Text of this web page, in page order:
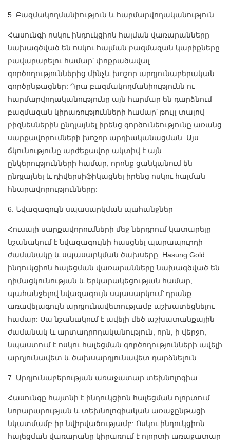
5. Բազմակողմանիություն և հարմարվողականություն
Հասունգի ոսկու ինդուկցիոն հալման վառարանները
նախագծված են ոսկու հալման բազմազան կարիքները
բավարարելու համար՝ փոքրածավալ
գործողություններից մինչև խոշոր արդյունաբերական
գործընթացներ: Դրա բազմակողմանիությունն ու
հարմարվողականությունը այն հարմար են դարձնում
բազմազան կիրառությունների համար՝ թույլ տալով
բիզնեսներին ընդլայնել իրենց գործունեությունը առանց
սարքավորումների խոշոր արդիականացման: Այս
ճկունությունը արժեքավոր ակտիվ է այն
ընկերությունների համար, որոնք ցանկանում են
ընդլայնել և դիվերսիֆիկացնել իրենց ոսկու հալման
հնարավորությունները:
6. Նվազագույն սպասարկման պահանջներ
Հուսալի սարքավորումների մեջ ներդրում կատարելը
նշանակում է նվազագույնի հասցնել պարապուրդի
ժամանակը և սպասարկման ծախսերը: Hasung Gold
ինդուկցիոն հալեցման վառարանները նախագծված են
դիմացկունության և երկարակեցության համար,
պահանջելով նվազագույն սպասարկում՝ դրանք
առավելագույն արդյունավետությամբ աշխատեցնելու
համար: Սա նշանակում է ավելի մեծ աշխատանքային
ժամանակ և արտադրողականություն, որն, ի վերջո,
նպաստում է ոսկու հալեցման գործողությունների ավելի
արդյունավետ և ծախսարդյունավետ դարձնելուն:
7. Արդյունաբերության առաջատար տեխնոլոգիա
Հասունգը հայտնի է ինդուկցիոն հալեցման ոլորտում
նորարարության և տեխնոլոգիական առաջընթացի
նկատմամբ իր նվիրվածությամբ: Ոսկու ինդուկցիոն
հալեցման վառարանը կիրառում է ոլորտի առաջատար